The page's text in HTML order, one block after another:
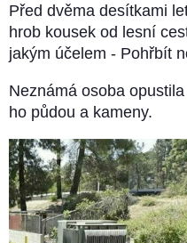
Před dvěma desítkami
hrob kousek od lesní
jakým účelem - Pohřbít
Neznámá osoba
ho půdou a kameny.